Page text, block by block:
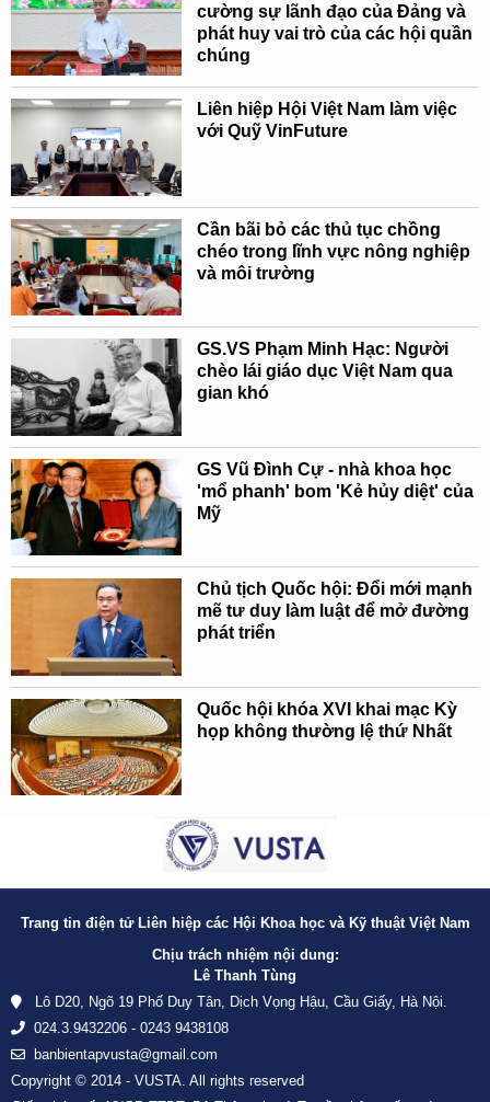
cường sự lãnh đạo của Đảng và
phát huy vai trò của các hội quần
chúng
Liên hiệp Hội Việt Nam làm việc
với Quỹ VinFuture
Cần bãi bỏ các thủ tục chồng
chéo trong lĩnh vực nông nghiệp
và môi trường
GS.VS Phạm Minh Hạc: Người
chèo lái giáo dục Việt Nam qua
gian khó
GS Vũ Đình Cự - nhà khoa học
'mổ phanh' bom 'Kẻ hủy diệt' của
Mỹ
Chủ tịch Quốc hội: Đổi mới mạnh
mẽ tư duy làm luật để mở đường
phát triển
Quốc hội khóa XVI khai mạc Kỳ
họp không thường lệ thứ Nhất
Trang tin điện tử Liên hiệp các Hội Khoa học và Kỹ thuật Việt Nam
Chịu trách nhiệm nội dung:
Lê Thanh Tùng
Lô D20, Ngõ 19 Phố Duy Tân, Dịch Vọng Hậu, Cầu Giấy, Hà Nội.
024.3.9432206 - 0243 9438108
banbientapvusta@gmail.com
Copyright © 2014 - VUSTA. All rights reserved